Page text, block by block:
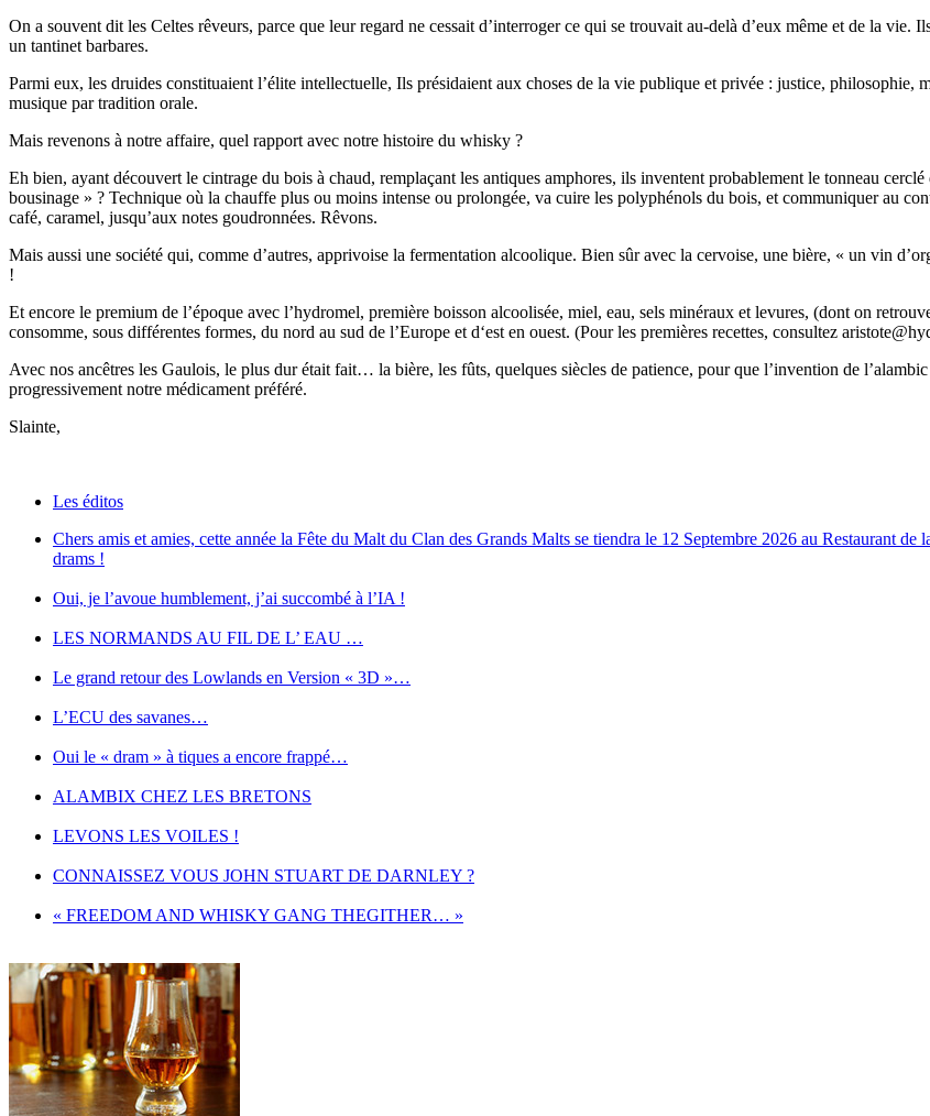
On a souvent dit les Celtes rêveurs, parce que leur regard ne cessait d’interroger ce qui se trouvait au-delà d’eux même et de la
un tantinet barbares.
Parmi eux, les druides constituaient l’élite intellectuelle, Ils présidaient aux choses de la vie publique et privée : justice, philosophie,
musique par tradition orale.
Mais revenons à notre affaire, quel rapport avec notre histoire du whisky ?
Eh bien, ayant découvert le cintrage du bois à chaud, remplaçant les antiques amphores, ils inventent probablement le tonneau
bousinage » ? Technique où la chauffe plus ou moins intense ou prolongée, va cuire les polyphénols du bois, et communiquer au
café, caramel, jusqu’aux notes goudronnées. Rêvons.
Mais aussi une société qui, comme d’autres, apprivoise la fermentation alcoolique. Bien sûr avec la cervoise, une bière, « un vin
!
Et encore le premium de l’époque avec l’hydromel, première boisson alcoolisée, miel, eau, sels minéraux et levures, (dont on
consomme, sous différentes formes, du nord au sud de l’Europe et d‘est en ouest. (Pour les premières recettes, consultez
Avec nos ancêtres les Gaulois, le plus dur était fait… la bière, les fûts, quelques siècles de patience, pour que l’invention de
progressivement notre médicament préféré.
Slainte,
Les éditos
Chers amis et amies, cette année la Fête du Malt du Clan des Grands Malts se tiendra le 12 Septembre 2026 au Restaurant
drams !
Oui, je l’avoue humblement, j’ai succombé à l’IA !
LES NORMANDS AU FIL DE L’ EAU …
Le grand retour des Lowlands en Version « 3D »…
L’ECU des savanes…
Oui le « dram » à tiques a encore frappé…
ALAMBIX CHEZ LES BRETONS
LEVONS LES VOILES !
CONNAISSEZ VOUS JOHN STUART DE DARNLEY ?
« FREEDOM AND WHISKY GANG THEGITHER… »